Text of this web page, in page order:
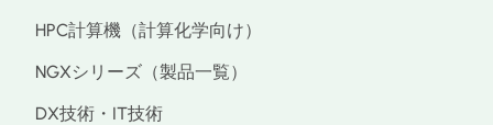
HPC計算機（計算化学向け）
NGXシリーズ（製品一覧）
DX技術・IT技術